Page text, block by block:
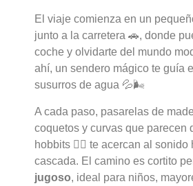
El viaje comienza en un
junto a la carretera 🚗, donde
coche y olvidarte del mundo
ahí, un sendero mágico te guía
susurros de agua 💦🌬️
A cada paso, pasarelas de
coquetos y curvas que parecen
hobbits 🧝‍♂️ te acercan al
cascada. El camino es cortito
jugoso, ideal para niños,